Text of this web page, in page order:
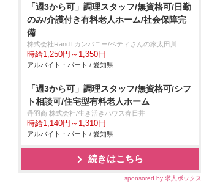
「週3から可」調理スタッフ/無資格可/日勤
のみ/介護付き有料老人ホーム/社会保障完
備
株式会社RandTカンパニー/ベティさんの家太田川
時給1,250円～1,350円
アルバイト・パート / 愛知県
「週3から可」調理スタッフ/無資格可/シフ
ト相談可/住宅型有料老人ホーム
丹羽商 株式会社/生き活きハウス春日井
時給1,140円～1,310円
アルバイト・パート / 愛知県
続きはこちら
sponsored by 求人ボックス